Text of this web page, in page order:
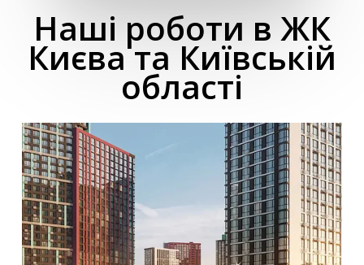
Наші роботи в ЖК
Києва та Київській
області